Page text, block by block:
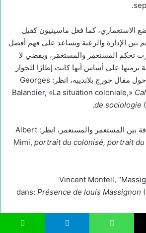
الاستعماري، كما فعل ماسينيون كفيل
بين الإدارة والرعية ويساعد على فهم أفضل
تحكم المستعمِر والمستعمَر، ويفضي لا
برمتها على أساس أنها كانت إطارًا للحوار
والصراع بين الطرفين. حول مقال جورج بلاندييه، انظر: Georges
Balandier, «La situation coloniale,»
de sociologie
وفي موضوع إطار العلاقة بين المستعمر والمستعمر، انظر: Albert
Mimi, portrait du colonisé, portrait
Vincent Monteil,
dans: Présence de louis Massignon